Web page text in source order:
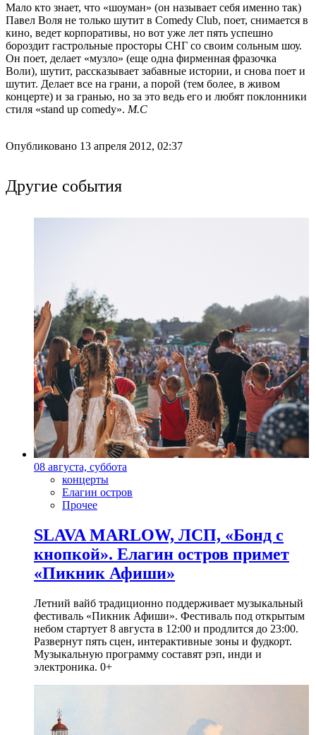
Мало кто знает, что «шоуман» (он называет себя именно так)
Павел Воля не только шутит в Comedy Club, поет, снимается в
кино, ведет корпоративы, но вот уже лет пять успешно
бороздит гастрольные просторы СНГ со своим сольным шоу.
Он поет, делает «музло» (еще одна фирменная фразочка
Воли), шутит, рассказывает забавные истории, и снова поет и
шутит. Делает все на грани, а порой (тем более, в живом
концерте) и за гранью, но за это ведь его и любят поклонники
стиля «stand up comedy». М.С
Опубликовано 13 апреля 2012, 02:37
Другие события
08 августа, суббота
концерты
Елагин остров
Прочее
SLAVA MARLOW, ЛСП, «Бонд с
кнопкой». Елагин остров примет
«Пикник Афиши»
Летний вайб традиционно поддерживает музыкальный
фестиваль «Пикник Афиши». Фестиваль под открытым
небом стартует 8 августа в 12:00 и продлится до 23:00.
Развернут пять сцен, интерактивные зоны и фудкорт.
Музыкальную программу составят рэп, инди и
электроника. 0+